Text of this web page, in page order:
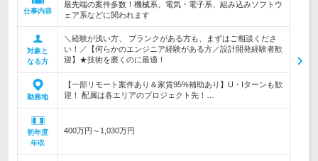
仕事内容
最先端の案件多数！機械系、電気・電子系、組み込みソフトウ
ェア系などに関われます
対象と
なる方
＼経験が浅い方、 ブランクがある方も、まずはご相談くださ
い！／【何らかのエンジニア経験がある方／設計開発経験者歓
迎】★技術を磨くのに最適！
勤務地
【一部リモート案件あり＆家賃95%補助あり】U・Iターンも歓
迎！ 配属は各エリアのプロジェクト先！…
初年度
年収
400万円～1,030万円